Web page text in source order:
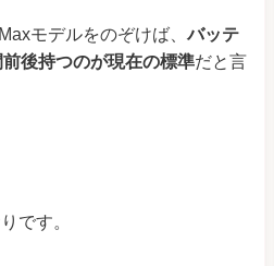
モデルをのぞけば、バッテ
後持つのが現在の標準だと言
です。